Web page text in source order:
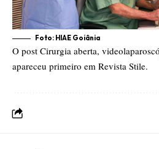
Foto: HIAE Goiânia
O post Cirurgia aberta,
apareceu primeiro em Revista Stile.